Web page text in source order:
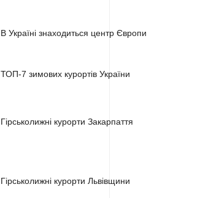
В Україні знаходиться центр Європи
ТОП-7 зимових курортів України
Гірськолижні курорти Закарпаття
Гірськолижні курорти Львівщини